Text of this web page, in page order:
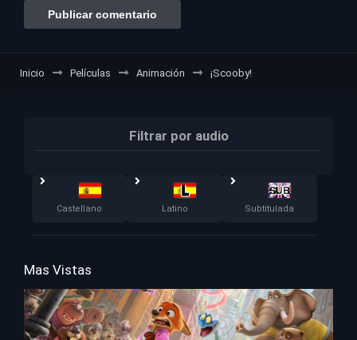
Inicio Películas Animación ¡Scooby!
Filtrar por audio
Castellano Latino Subtitulada
Mas Vistas